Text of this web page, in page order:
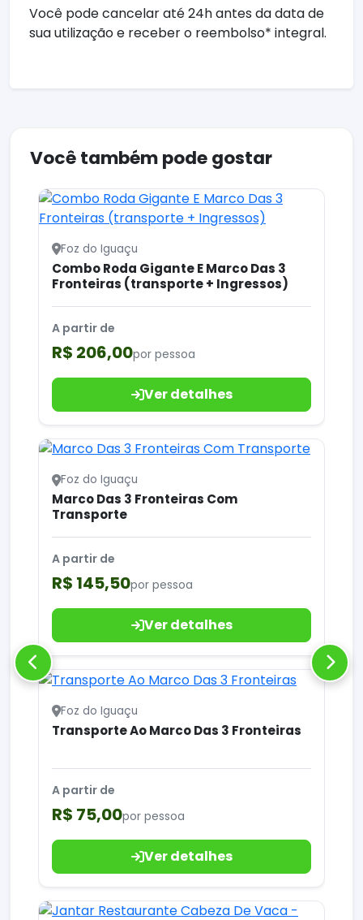
Você pode cancelar até 24h antes da data de
sua utilização e receber o reembolso* integral.
Você também pode gostar
Foz do Iguaçu
Combo Roda Gigante E Marco Das 3
Fronteiras (transporte + Ingressos)
A partir de
R$ 206,00por pessoa
Ver detalhes
Foz do Iguaçu
Marco Das 3 Fronteiras Com
Transporte
A partir de
R$ 145,50por pessoa
Ver detalhes
Foz do Iguaçu
Transporte Ao Marco Das 3 Fronteiras
A partir de
R$ 75,00por pessoa
Ver detalhes